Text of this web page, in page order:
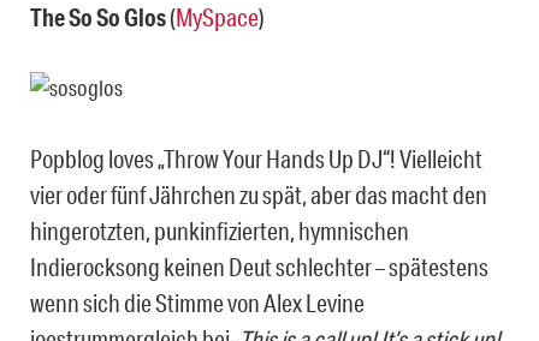
The So So Glos(MySpace)
Popblog loves „Throw Your Hands Up DJ“! Vielleicht
vier oder fünf Jährchen zu spät, aber das macht den
hingerotzten, punkinfizierten, hymnischen
Indierocksong keinen Deut schlechter – spätestens
wenn sich die Stimme von Alex Levine